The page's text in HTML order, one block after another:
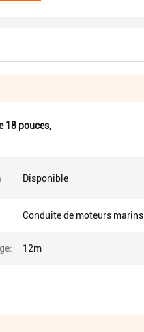
18 pouces,
Disponible
Conduite de moteurs marins
12m